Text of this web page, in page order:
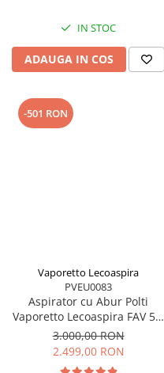
IN STOC
ADAUGA IN COS
-501 RON
Vaporetto Lecoaspira
PVEU0083
Aspirator cu Abur Polti
Vaporetto Lecoaspira FAV 50,
2450 W, Cu Functie de
Spalare/Uscare si Filtrare Prin
Apa, Alb/Rosu
3.000,00 RON
2.499,00 RON